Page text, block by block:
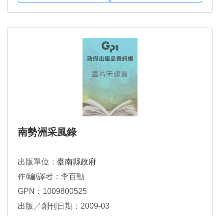
南勢洲采風錄
出版單位： 臺南縣政府
作/編/譯者：李百勳
GPN：1009800525
出版／創刊日期：2009-03